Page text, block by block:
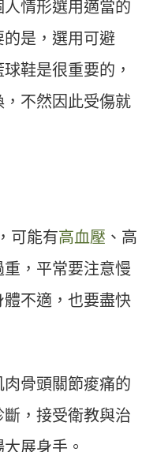
情形選用適當的
是，選用可避
鞋是很重要的，
不然因此受傷就
可能有高血壓 、高
，平常要注意慢
不適，也要盡快
骨頭關節痠痛的
，接受衛教與治
展身手。